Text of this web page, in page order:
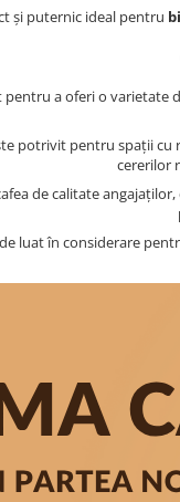
și puternic ideal pentru
a oferi o varietate
potrivit pentru spații cu
cererilor
de calitate
luat în considerare